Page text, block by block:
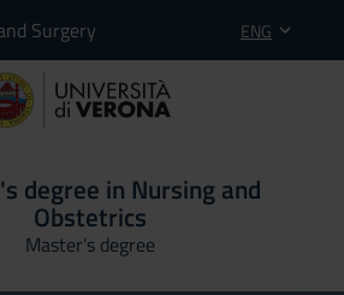
Surgery ENG
degree in Nursing and
Obstetrics
Master’s degree